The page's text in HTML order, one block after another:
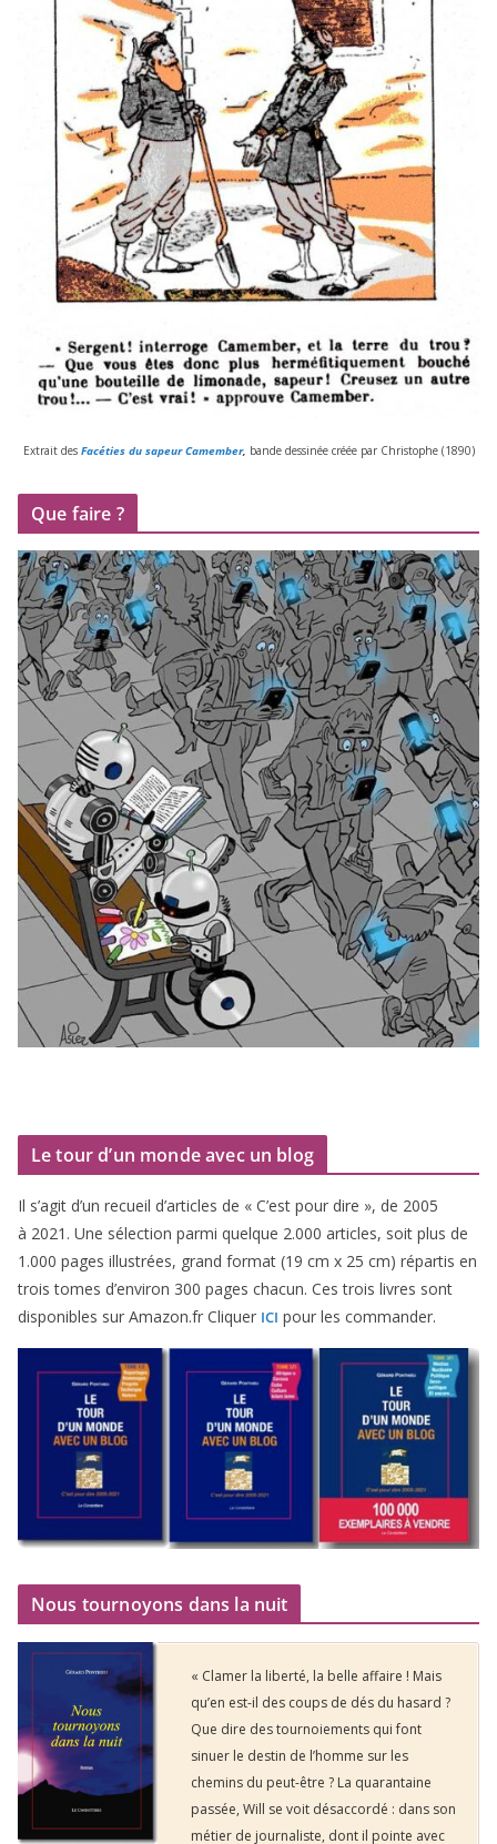
Extrait desFacéties du sapeur Camember, bande des­si­née créée par Christophe (1890)
Que faire ?
Le tour d’un monde avec un blog
Il s’agit d’un recueil d’ar­ticles de « C’est pour dire », de 2005
à 2021 . Une sélec­tion par­mi quelque 2.000 articles, soit plus de
1 .000 pages illus­trées, grand for­mat (19 cm x 25 cm) répar­tis en
trois tomes d’environ 300 pages cha­cun. Ces trois livres sont
dis­po­nibles sur Amazon​.fr Cliquer ICI pour les commander.
Nous tournoyons dans la nuit
« Clamer la liberté, la belle affaire ! Mais
qu’en est-il des coups de dés du hasard ?
Que dire des tournoiements qui font
sinuer le destin de l’homme sur les
chemins du peut-être ? La quarantaine
passée, Will se voit désaccordé : dans son
métier de journaliste, dont il pointe avec